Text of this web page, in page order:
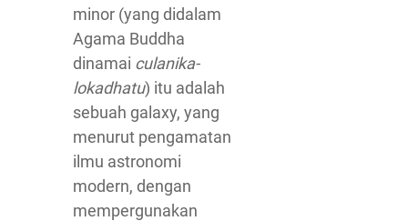
minor (yang didalam
Agama Buddha
dinamai culanika-
lokadhatu) itu adalah
sebuah galaxy, yang
menurut pengamatan
ilmu astronomi
modern, dengan
mempergunakan